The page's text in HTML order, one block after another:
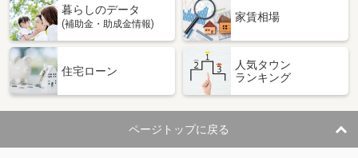
間取り
滋賀県草津市草津１丁目
住 所
滋賀県草津市草津１丁目
専有面積 34.76m²
間取り
ワンルーム
暮らしのデータ
(補助金・助成金情報)
家賃相場
住宅ローン
人気タウン
ランキング
ページトップに戻る